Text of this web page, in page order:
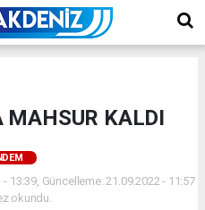
MAHSUR KALDI
13:39, Güncelleme: 21.09.2022 - 11:57
okundu.